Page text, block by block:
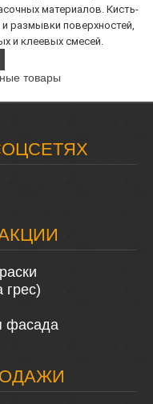
материалов. Кисть-
размывки поверхностей,
и клеевых смесей.
товары
грес)
фасада